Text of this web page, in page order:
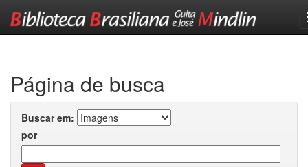
Página de busca
Buscar em:
por